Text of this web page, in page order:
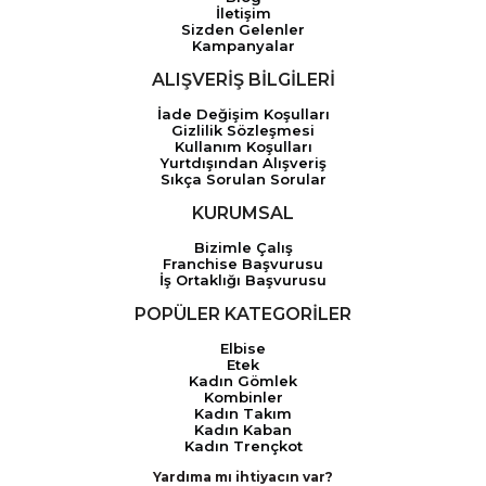
İletişim
Sizden Gelenler
Kampanyalar
ALIŞVERİŞ BİLGİLERİ
İade Değişim Koşulları
Gizlilik Sözleşmesi
Kullanım Koşulları
Yurtdışından Alışveriş
Sıkça Sorulan Sorular
KURUMSAL
Bizimle Çalış
Franchise Başvurusu
İş Ortaklığı Başvurusu
POPÜLER KATEGORİLER
Elbise
Etek
Kadın Gömlek
Kombinler
Kadın Takım
Kadın Kaban
Kadın Trençkot
Yardıma mı ihtiyacın var?